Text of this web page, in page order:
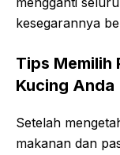
kesegarannya
Tips Memilih
Kucing Anda
Setelah
makanan dan